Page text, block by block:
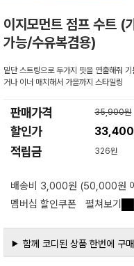
이지모먼트 점프 수트 (
가능/수유복겸용)
밑단 스트링으로 두가지 핏을 연출해줘
거나 이너 매치해서 가을까지 스타일링
판매가격 35,900원
할인가 33,400
적립금 326원
배송비 3,000원 (50,000원
멤버십 할인쿠폰
펼쳐보기
함께 코디된 상품 한번에 구매